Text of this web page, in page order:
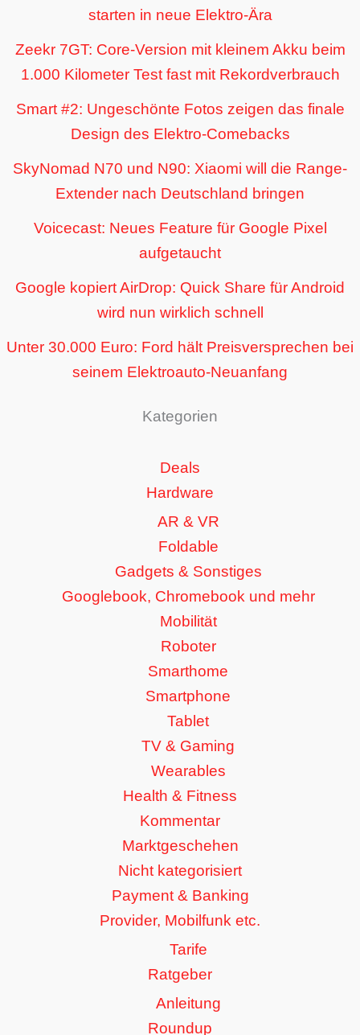
starten in neue Elektro-Ära
Zeekr 7GT: Core-Version mit kleinem Akku beim
1.000 Kilometer Test fast mit Rekordverbrauch
Smart #2: Ungeschönte Fotos zeigen das finale
Design des Elektro-Comebacks
SkyNomad N70 und N90: Xiaomi will die Range-
Extender nach Deutschland bringen
Voicecast: Neues Feature für Google Pixel
aufgetaucht
Google kopiert AirDrop: Quick Share für Android
wird nun wirklich schnell
Unter 30.000 Euro: Ford hält Preisversprechen bei
seinem Elektroauto-Neuanfang
Kategorien
Deals
Hardware
AR & VR
Foldable
Gadgets & Sonstiges
Googlebook, Chromebook und mehr
Mobilität
Roboter
Smarthome
Smartphone
Tablet
TV & Gaming
Wearables
Health & Fitness
Kommentar
Marktgeschehen
Nicht kategorisiert
Payment & Banking
Provider, Mobilfunk etc.
Tarife
Ratgeber
Anleitung
Roundup